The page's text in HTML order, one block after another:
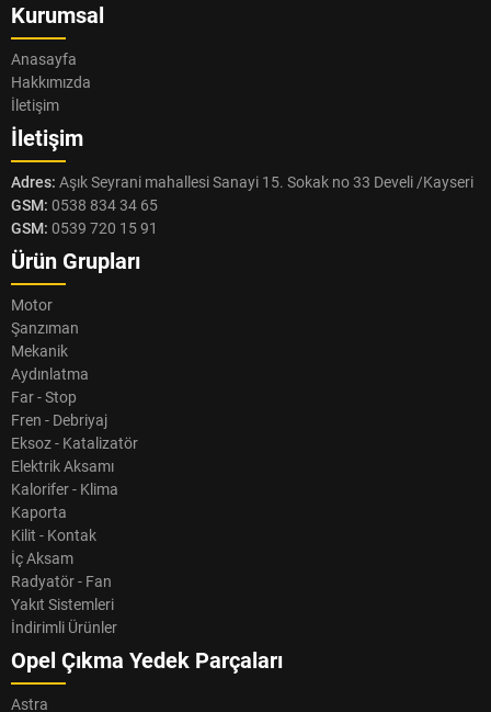
Kurumsal
Anasayfa
Hakkımızda
İletişim
İletişim
Adres: Aşık Seyrani mahallesi Sanayi 15. Sokak no 33 Develi /Kayseri
GSM: 0538 834 34 65
GSM: 0539 720 15 91
Ürün Grupları
Motor
Şanzıman
Mekanik
Aydınlatma
Far - Stop
Fren - Debriyaj
Eksoz - Katalizatör
Elektrik Aksamı
Kalorifer - Klima
Kaporta
Kilit - Kontak
İç Aksam
Radyatör - Fan
Yakıt Sistemleri
İndirimli Ürünler
Opel Çıkma Yedek Parçaları
Astra